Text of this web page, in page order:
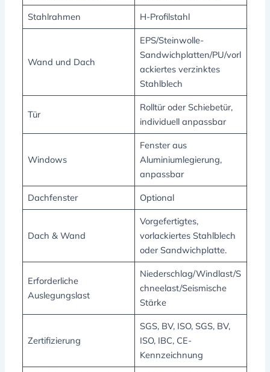
Stahlrahmen H-Profilstahl
Wand und Dach
EPS/Steinwolle-
Sandwichplatten/PU/vorl
ackiertes verzinktes
Stahlblech
Tür
Rolltür oder Schiebetür,
individuell anpassbar
Windows
Fenster aus
Aluminiumlegierung,
anpassbar
Dachfenster Optional
Dach & Wand
Vorgefertigtes,
vorlackiertes Stahlblech
oder Sandwichplatte.
Erforderliche
Auslegungslast
Niederschlag/Windlast/S
chneelast/Seismische
Stärke
Zertifizierung
SGS, BV, ISO, SGS, BV,
ISO, IBC, CE-
Kennzeichnung